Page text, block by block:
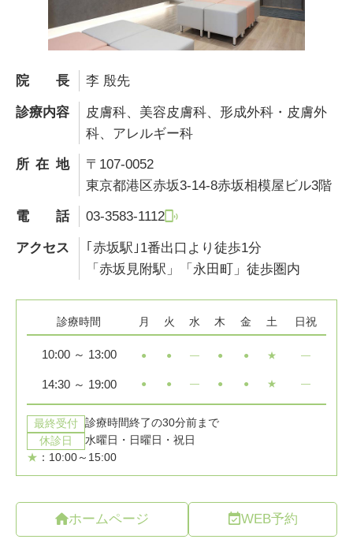
院長
李 殷先
診療内容
皮膚科、美容皮膚科、形成外科・皮膚外
科、アレルギー科
所在地
〒107-0052
東京都港区赤坂3-14-8赤坂相模屋ビル3階
電話
03-3583-1112
アクセス
｢赤坂駅｣1番出口より徒歩1分
「赤坂見附駅」「永田町」徒歩圏内
ホームページ WEB予約